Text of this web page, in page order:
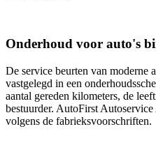
Onderhoud voor auto's
De service beurten van moderne
vastgelegd in een
aantal gereden kilometers, de
bestuurder. AutoFirst
volgens de fabrieksvoorschriften.